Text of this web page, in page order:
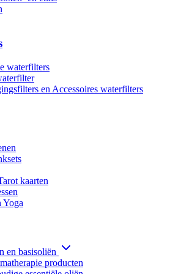
waterfilters
en Accessoires waterfilters
kaarten
Yoga
en basisoliën
producten